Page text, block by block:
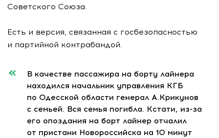
Советского Союза.
Есть и версия, связанная с госбезопасностью
и партийной контрабандой.
В качестве пассажира на борту лайнера
находился начальник управления КГБ
по Одесской области генерал А.Крикунов
с семьей. Вся семья погибла. Кстати, из-за
его опоздания на борт лайнер отчалил
от пристани Новороссийска на 10 минут